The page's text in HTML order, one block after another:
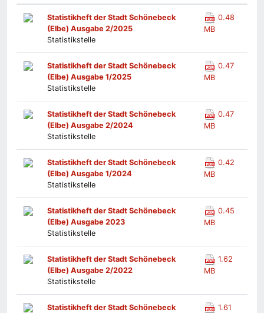
Statistikheft der Stadt Schönebeck
(Elbe) Ausgabe 2/2025
Statistikstelle
0.48
MB
Statistikheft der Stadt Schönebeck
(Elbe) Ausgabe 1/2025
Statistikstelle
0.47
MB
Statistikheft der Stadt Schönebeck
(Elbe) Ausgabe 2/2024
Statistikstelle
0.47
MB
Statistikheft der Stadt Schönebeck
(Elbe) Ausgabe 1/2024
Statistikstelle
0.42
MB
Statistikheft der Stadt Schönebeck
(Elbe) Ausgabe 2023
Statistikstelle
0.45
MB
Statistikheft der Stadt Schönebeck
(Elbe) Ausgabe 2/2022
Statistikstelle
1.62
MB
Statistikheft der Stadt Schönebeck
1.61